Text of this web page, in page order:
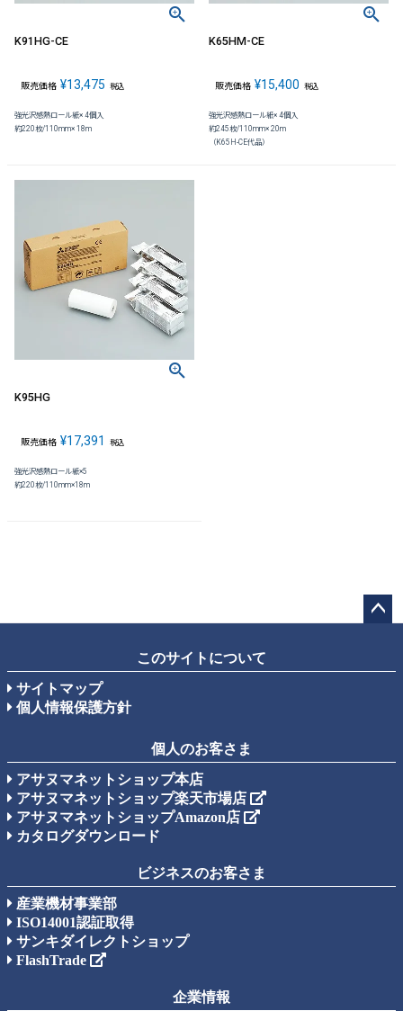
K91HG-CE
販売価格 ¥13,475 税込
強光沢感熱ロール紙× 4個入
約220枚/110mm× 18m
K65HM-CE
販売価格 ¥15,400 税込
強光沢感熱ロール紙× 4個入
約245枚/110mm× 20m
（K65H-CE代品）
K95HG
販売価格 ¥17,391 税込
強光沢感熱ロール紙×5
約220枚/110mm×18m
ップ
このサイトについて
サイトマップ
個人情報保護方針
個人のお客さま
アサヌマネットショップ本店
アサヌマネットショップ楽天市場店
アサヌマネットショップAmazon店
カタログダウンロード
ビジネスのお客さま
産業機材事業部
ISO14001認証取得
サンキダイレクトショップ
FlashTrade
企業情報